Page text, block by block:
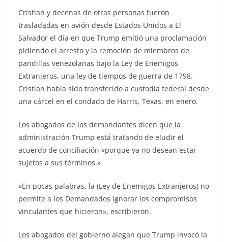
Cristian y decenas de otras personas fueron
trasladadas en avión desde Estados Unidos a El
Salvador el día en que Trump emitió una proclamación
pidiendo el arresto y la remoción de miembros de
pandillas venezolanas bajo la Ley de Enemigos
Extranjeros, una ley de tiempos de guerra de 1798.
Cristian había sido transferido a custodia federal desde
una cárcel en el condado de Harris, Texas, en enero.
Los abogados de los demandantes dicen que la
administración Trump está tratando de eludir el
acuerdo de conciliación «porque ya no desean estar
sujetos a sus términos.»
«En pocas palabras, la (Ley de Enemigos Extranjeros) no
permite a los Demandados ignorar los compromisos
vinculantes que hicieron», escribieron.
Los abogados del gobierno alegan que Trump invocó la